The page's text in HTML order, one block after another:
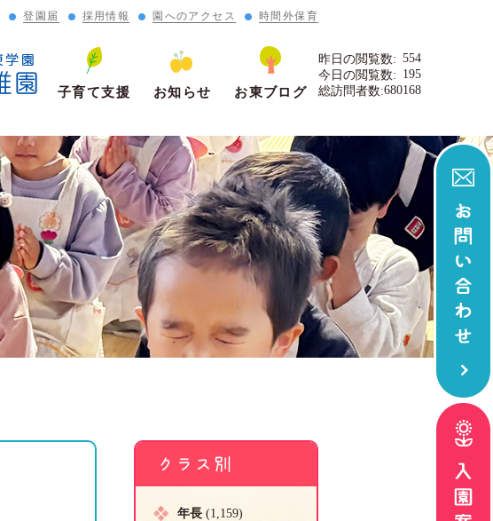
登園届 採用情報 園へのアクセス 時間外保育
子育て支援 お知らせ お東ブログ
554
昨日の閲覧数:
195
今日の閲覧数:
680168
総訪問者数:
クラス別
年長 (1,159)